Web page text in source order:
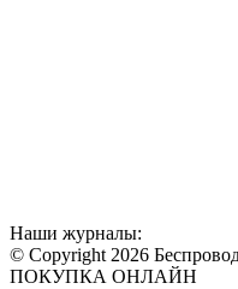
Наши журналы:
© Copyright 2026
ПОКУПКА ОНЛАЙН